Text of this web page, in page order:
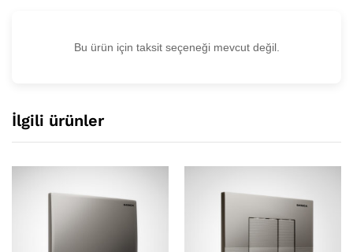
Bu ürün için taksit seçeneği mevcut değil.
İlgili ürünler